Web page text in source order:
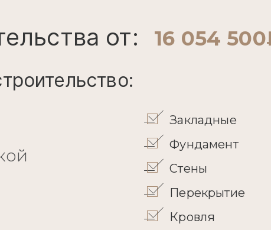
от: 16 054
Закладные
Фундамент
Стены
Перекрытие
Кровля